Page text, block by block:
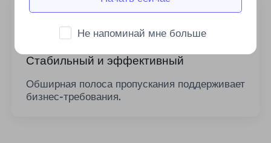
Стабильный и эффективный
Обширная полоса пропускания поддерживает
бизнес-требования.
Не напоминай мне больше